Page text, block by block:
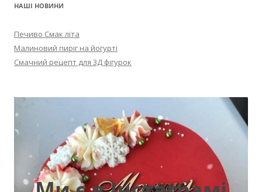
НАШІ НОВИНИ
Печиво Смак літа
Малиновий пиріг на йогурті
Смачний рецепт для 3Д фігурок